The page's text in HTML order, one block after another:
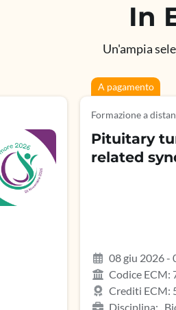
In
Un'ampia
A pagamento
Formazione a
Pituitary
related
08 giu 2026 -
Codice ECM:
Crediti ECM:
Disciplina: ,